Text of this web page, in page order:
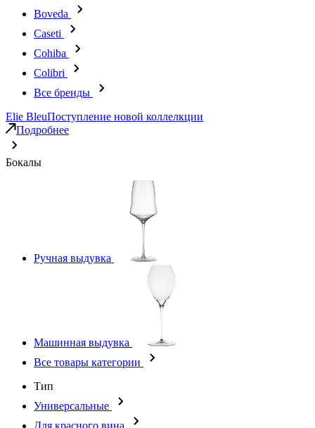
Boveda
Caseti
Cohiba
Colibri
Все бренды
Elie BleuПоступление новой коллелкции
Подробнее
Бокалы
Ручная выдувка
Машинная выдувка
Все товары категории
Тип
Универсальные
Для красного вина